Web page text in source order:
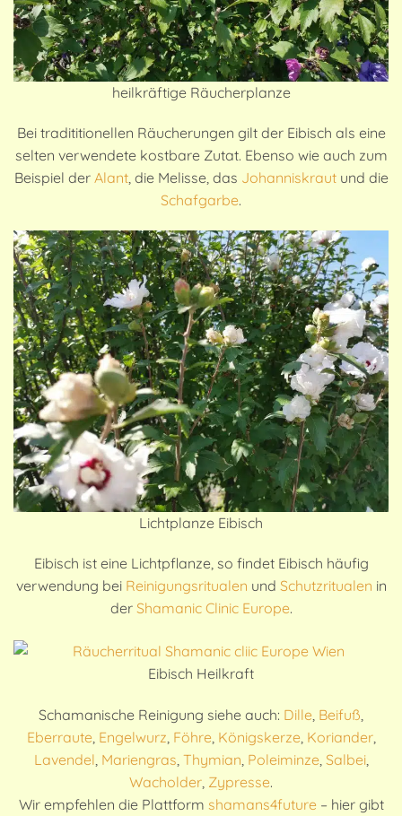
heilkräftige Räucherplanze
Bei tradititionellen Räucherungen gilt der Eibisch als eine
selten verwendete kostbare Zutat. Ebenso wie auch zum
Beispiel der Alant, die Melisse, das Johanniskrautund die
Schafgarbe.
Lichtplanze Eibisch
Eibisch ist eine Lichtpflanze, so findet Eibisch häufig
verwendung bei Reinigungsritualen und Schutzritualen in
der Shamanic Clinic Europe.
Eibisch Heilkraft
Schamanische Reinigung siehe auch: Dille Beifuß
Eberraute, Engelwurz Föhre, Königskerze, Koriander,
Lavendel Mariengras Thymian Poleiminze, Salbei,
Wacholder Zypresse.
Wir empfehlen die Plattform shamans4future– hier gibt